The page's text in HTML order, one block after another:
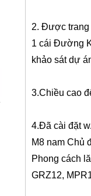
2. Được trang
1 cái Đường
khảo sát dự
3.Chiều cao
4.Đã cài đặt w.
M8 nam Chủ
Phong cách
GRZ12,